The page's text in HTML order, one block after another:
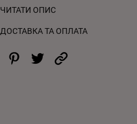
ЧИТАТИ ОПИС
ДОСТАВКА ТА ОПЛАТА